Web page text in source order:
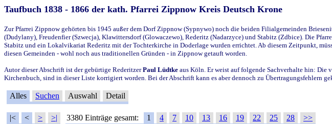
Taufbuch 1838 - 1866 der kath. Pfarrei Zippnow Kreis Deutsch Krone
Zur Pfarrei Zippnow gehörten bis 1945 außer dem Dorf Zippnow (Sypnywo) noch die beiden Filialgemeinden
(Dudylany), Freudenfier (Szwecja), Klawittersdorf (Glowaczewo), Rederitz (Nadarzyce) und Stabitz (Zdbice). Die
Stabitz und ein Lokalvikariat Rederitz mit der Tochterkirche in Doderlage wurden errichtet. Ab diesem Zeitpunkt,
diesen Gemeinden - wohl noch aus traditionellen Gründen - in Zippnow getauft worden.
Autor dieser Abschrift ist der gebürtige RederitzerPaul Lüdtke aus Köln. Er weist auf folgende Sachverhalte hin:
Kirchenbuch, sind in dieser Liste korrigiert worden. Bei der Abschrift kann es aber dennoch zu Übertragungsfehlern
Alles Suchen Auswahl Detail
|< < > >| 3380 Einträge gesamt: 1 4 7 10 13 16 19 22 25 28
>>